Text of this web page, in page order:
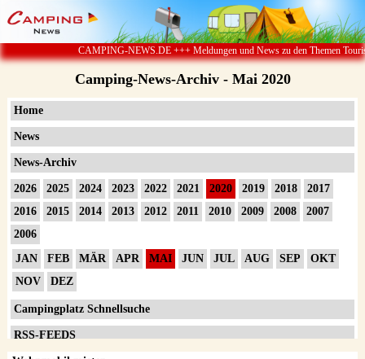
CAMPING-NEWS.DE +++ Meldungen und News zu den Themen Touristik
Camping-News-Archiv - Mai 2020
Home
News
News-Archiv
2026 2025 2024 2023 2022 2021 2020 2019 2018
2017
2016
2015 2014 2013 2012 2011 2010 2009 2008
2007
2006
JAN
FEB MÄR APR MAI JUN JUL AUG SEP
OKT
NOV
DEZ
Campingplatz Schnellsuche
RSS-FEEDS